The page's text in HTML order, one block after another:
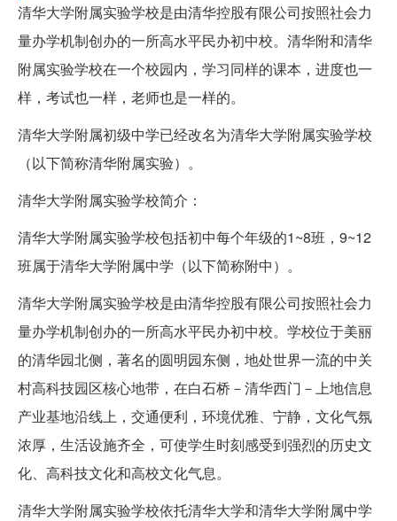
清华大学附属实验学校是由清华控股有限公司按照社会力
量办学机制创办的一所高水平民办初中校。清华附和清华
附属实验学校在一个校园内，学习同样的课本，进度也一
样，考试也一样，老师也是一样的。
清华大学附属初级中学已经改名为清华大学附属实验学校
（以下简称清华附属实验）。
清华大学附属实验学校简介：
清华大学附属实验学校包括初中每个年级的1~8班，9~12
班属于清华大学附属中学（以下简称附中）。
清华大学附属实验学校是由清华控股有限公司按照社会力
量办学机制创办的一所高水平民办初中校。学校位于美丽
的清华园北侧，著名的圆明园东侧，地处世界一流的中关
村高科技园区核心地带，在白石桥－清华西门－上地信息
产业基地沿线上，交通便利，环境优雅、宁静，文化气氛
浓厚，生活设施齐全，可使学生时刻感受到强烈的历史文
化、高科技文化和高校文化气息。
清华大学附属实验学校依托清华大学和清华大学附属中学